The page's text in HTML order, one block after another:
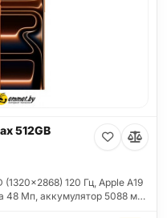
512GB
120 Гц, Apple A19
48 Мп, аккумулятор 5088 м…